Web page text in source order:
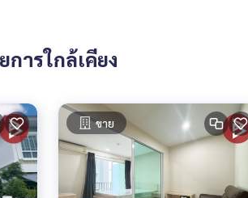
รบวงจร ด้วยความเป็นมืออาชีพ ใช้เ
ห้บริการด้าน ซื้อ ขาย เช่า อสังหาริมทรัพย์
การใกล้เคียง
ขาย